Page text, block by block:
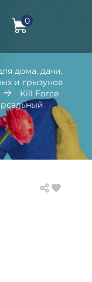
0
дома, дачи,
и грызунов
Kill Force